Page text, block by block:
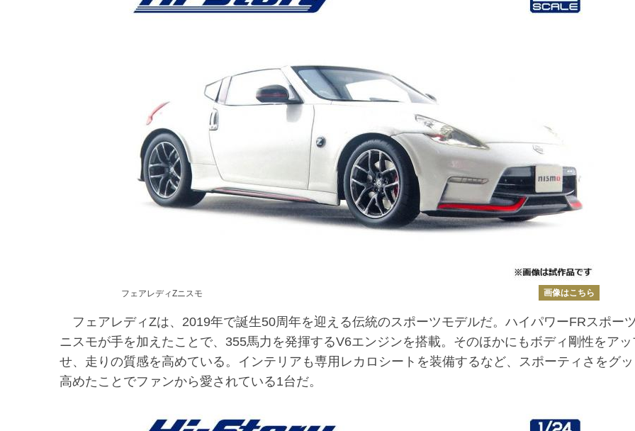
フェアレディZニスモ 画像はこちら
フェアレディZは、2019年で誕生50周年を迎える伝統のスポーツモデルだ。ハイパワーFRスポー
ニスモが手を加えたことで、355馬力を発揮するV6エンジンを搭載。そのほかにもボディ剛性をアッ
せ、走りの質感を高めている。インテリアも専用レカロシートを装備するなど、スポーティさをグ
高めたことでファンから愛されている1台だ。